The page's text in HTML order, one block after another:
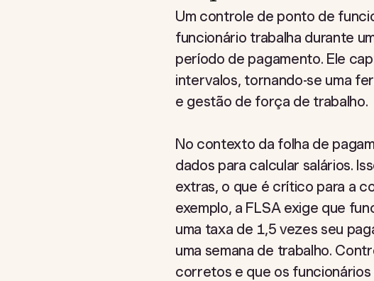
Um controle de ponto de
funcionário trabalha durante
período de pagamento. Ele
intervalos, tornando-se uma
e gestão de força de trabalho.
No contexto da folha de
dados para calcular salários.
extras, o que é crítico para a
exemplo, a FLSA exige que
uma taxa de 1,5 vezes seu
uma semana de trabalho.
corretos e que os